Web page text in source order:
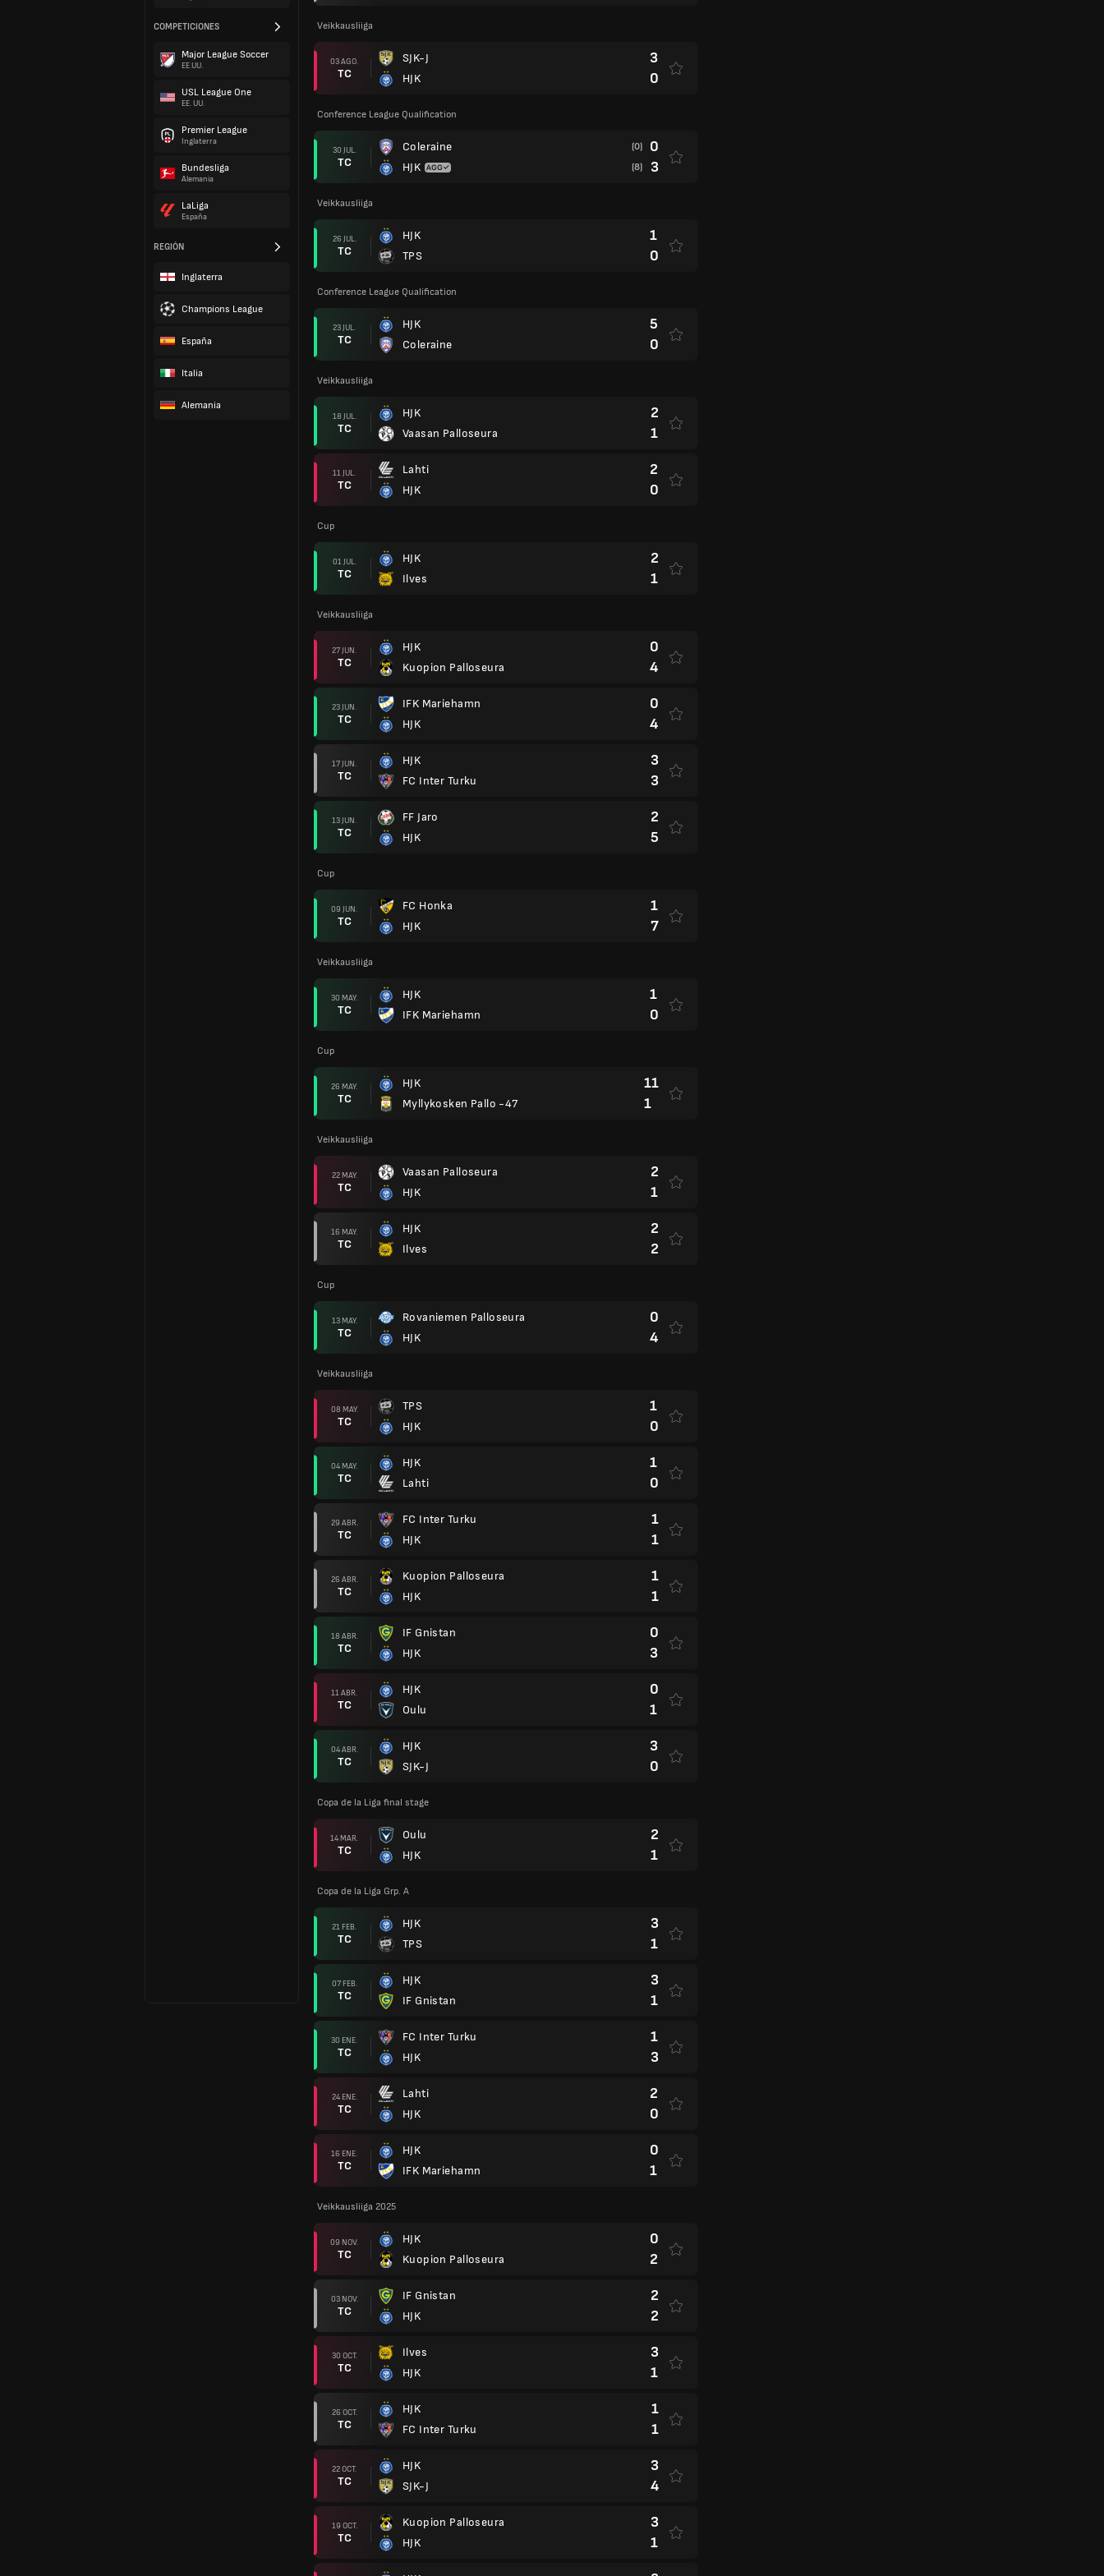
COMPETICIONES
Major League Soccer
EE.UU.
USL League One
EE. UU.
Premier League
Inglaterra
Bundesliga
Alemania
LaLiga
España
REGIÓN
Inglaterra
Champions League
España
Italia
Alemania
Veikkausliiga
03 AGO.
TC
SJK-J
HJK
3
0
Conference League Qualification
30 JUL.
TC
Coleraine
HJK
(0) 0
(8) 3
Veikkausliiga
26 JUL.
TC
HJK
TPS
1
0
Conference League Qualification
23 JUL.
TC
HJK
Coleraine
5
0
Veikkausliiga
18 JUL.
TC
HJK
Vaasan Palloseura
2
1
11 JUL.
TC
Lahti
HJK
2
0
Cup
01 JUL.
TC
HJK
Ilves
2
1
Veikkausliiga
27 JUN.
TC
HJK
Kuopion Palloseura
0
4
23 JUN.
TC
IFK Mariehamn
HJK
0
4
17 JUN.
TC
HJK
FC Inter Turku
3
3
13 JUN.
TC
FF Jaro
HJK
2
5
Cup
09 JUN.
TC
FC Honka
HJK
1
7
Veikkausliiga
30 MAY.
TC
HJK
IFK Mariehamn
1
0
Cup
26 MAY.
TC
HJK
Myllykosken Pallo -47
11
1
Veikkausliiga
22 MAY.
TC
Vaasan Palloseura
HJK
2
1
16 MAY.
TC
HJK
Ilves
2
2
Cup
13 MAY.
TC
Rovaniemen Palloseura
HJK
0
4
Veikkausliiga
08 MAY.
TC
TPS
HJK
1
0
04 MAY.
TC
HJK
Lahti
1
0
29 ABR.
TC
FC Inter Turku
HJK
1
1
26 ABR.
TC
Kuopion Palloseura
HJK
1
1
18 ABR.
TC
IF Gnistan
HJK
0
3
11 ABR.
TC
HJK
Oulu
0
1
04 ABR.
TC
HJK
SJK-J
3
0
Copa de la Liga final stage
14 MAR.
TC
Oulu
HJK
2
1
Copa de la Liga Grp. A
21 FEB.
TC
HJK
TPS
3
1
07 FEB.
TC
HJK
IF Gnistan
3
1
30 ENE.
TC
FC Inter Turku
HJK
1
3
24 ENE.
TC
Lahti
HJK
2
0
16 ENE.
TC
HJK
IFK Mariehamn
0
1
Veikkausliiga 2025
09 NOV.
TC
HJK
Kuopion Palloseura
0
2
03 NOV.
TC
IF Gnistan
HJK
2
2
30 OCT.
TC
Ilves
HJK
3
1
26 OCT.
TC
HJK
FC Inter Turku
1
1
22 OCT.
TC
HJK
SJK-J
3
4
19 OCT.
TC
Kuopion Palloseura
HJK
3
1